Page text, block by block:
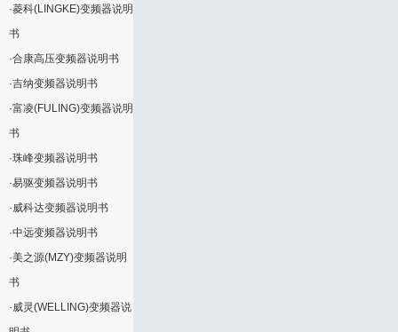
·菱科(LINGKE)变频器说明
书
·合康高压变频器说明书
·吉纳变频器说明书
·富凌(FULING)变频器说明
书
·珠峰变频器说明书
·易驱变频器说明书
·威科达变频器说明书
·中远变频器说明书
·美之源(MZY)变频器说明
书
·威灵(WELLING)变频器说